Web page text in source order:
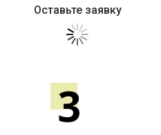
Оставьте заявку
3